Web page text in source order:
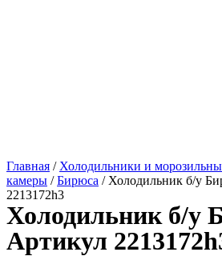
Главная / Холодильники и
камеры /Бирюса / Холодильник б/у
2213172h3
Холодильник б/у
Артикул